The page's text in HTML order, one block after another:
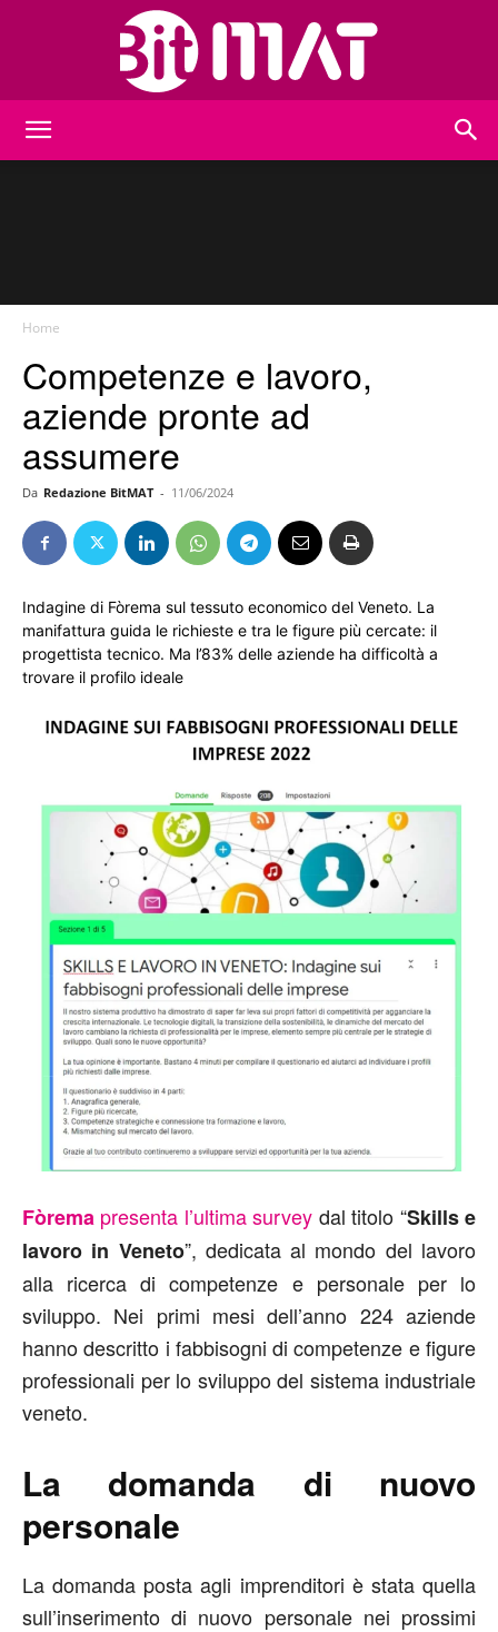
Home
Competenze e lavoro,
aziende pronte ad
assumere
Da Redazione BitMAT - 11/06/2024
Indagine di Fòrema sul tessuto economico del Veneto. La
manifattura guida le richieste e tra le figure più cercate: il
progettista tecnico. Ma l’83% delle aziende ha difficoltà a
trovare il profilo ideale
Fòrema presenta l’ultima survey dal titolo “Skills e
lavoro in Veneto”, dedicata al mondo del lavoro
alla ricerca di competenze e personale per lo
sviluppo. Nei primi mesi dell’anno 224 aziende
hanno descritto i fabbisogni di competenze e figure
professionali per lo sviluppo del sistema industriale
veneto.
La domanda di nuovo
personale
La domanda posta agli imprenditori è stata quella
sull’inserimento di nuovo personale nei prossimi